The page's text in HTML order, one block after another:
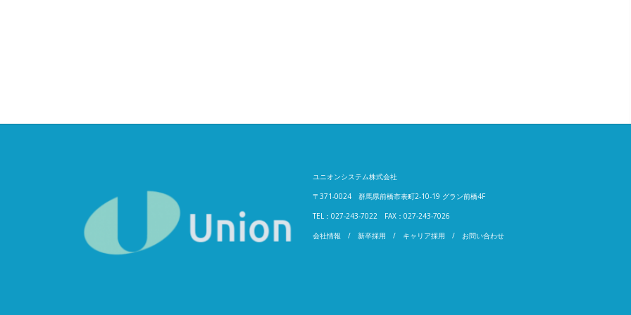
ユニオンシステム株式会社
〒371-0024 群馬県前橋市表町2-10-19 グラン前橋4F
TEL：027-243-7022 FAX：027-243-7026
会社情報 /新卒採用 / キャリア採用 / お問い合わせ